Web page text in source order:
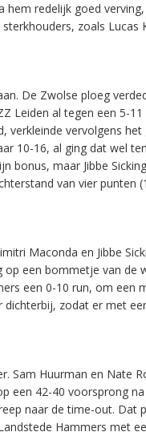
redelijk goed
zoals Lucas
De Zwolse ploeg
Leiden al tegen een 5-
vervolgens
10-16, al ging dat wel
bonus, maar Jibbe
van vier punten
Maconda en Jibbe
een bommetje van de
een 0-10 run, om een
zodat er met
Sam Huurman en Nate
een 42-40 voorsprong
naar de time-out.
Hammers met